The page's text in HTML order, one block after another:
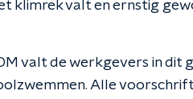
klimrek valt en ernstig
valt de werkgevers in dit
Alle